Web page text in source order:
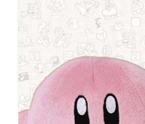
CHI SIAMO
DOWNLOAD
RICERCA